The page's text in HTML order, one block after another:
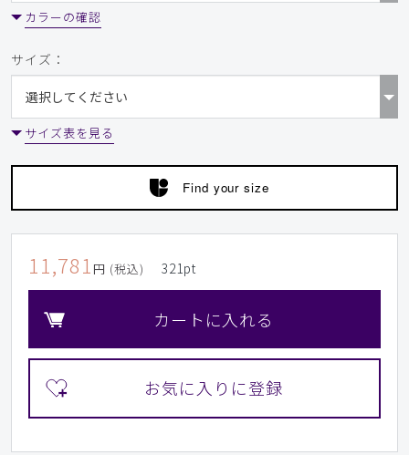
カラーの確認
サイズ：
サイズ表を見る
Find your size
11,781 円 (税込) 321pt
カートに入れる